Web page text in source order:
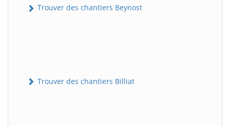
Trouver des chantiers Beynost
Trouver des chantiers Billiat